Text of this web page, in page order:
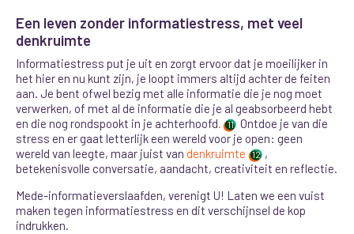
Een leven zonder informatiestress, met veel
denkruimte
Informatiestress put je uit en zorgt ervoor dat je moeilijker in
het hier en nu kunt zijn, je loopt immers altijd achter de feiten
aan. Je bent ofwel bezig met alle informatie die je nog moet
verwerken, of met al de informatie die je al geabsorbeerd hebt
en die nog rondspookt in je achterhoofd. 11 Ontdoe je van die
stress en er gaat letterlijk een wereld voor je open: geen
wereld van leegte, maar juist vandenkruimte 12 ,
betekenisvolle conversatie, aandacht, creativiteit en reflectie.
Mede-informatieverslaafden, verenigt U! Laten we een vuist
maken tegen informatiestress en dit verschijnsel de kop
indrukken.